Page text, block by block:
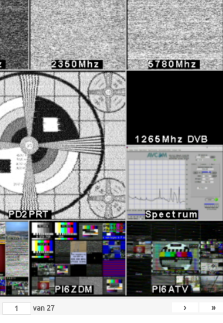
van 27 › »